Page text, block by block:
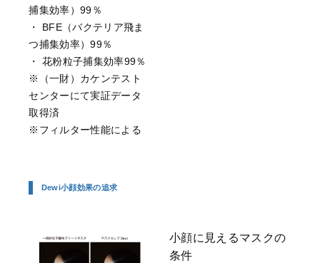
捕集効率）99％
・ BFE（バクテリア飛ま
つ捕集効率）99％
・ 花粉粒子捕集効率99％
※（一財）カケンテスト
センターにて実証データ
取得済
※フィルター性能による
Dewi小顔効果の追求
小顔に見えるマスクの
条件